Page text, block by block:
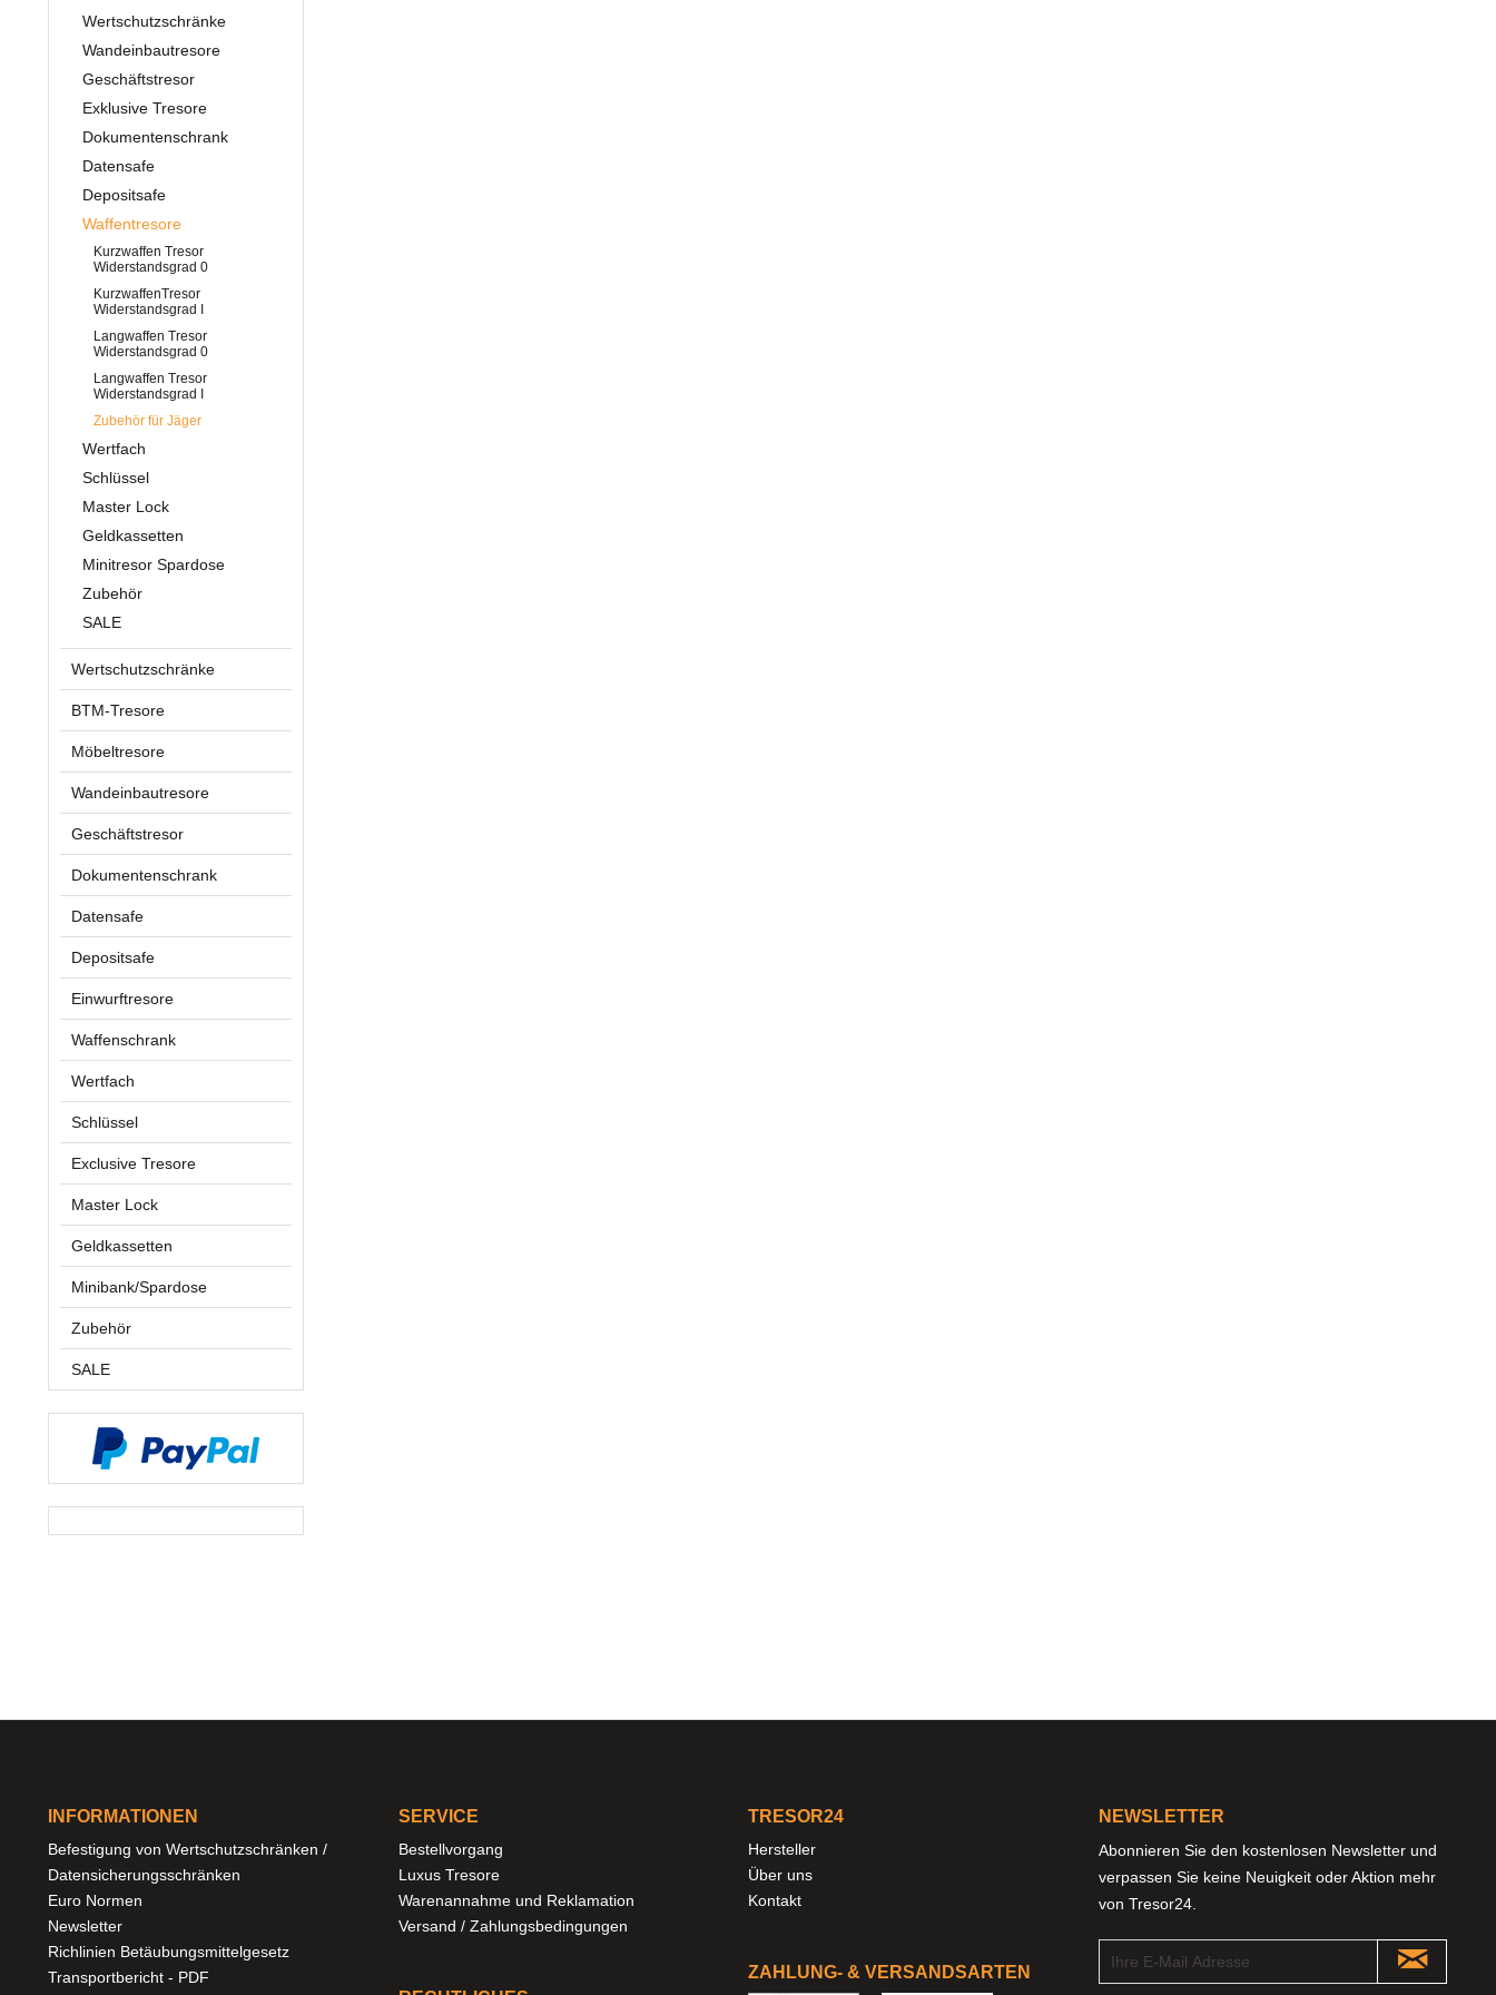
Wertschutzschränke
Wandeinbautresore
Geschäftstresor
Exklusive Tresore
Dokumentenschrank
Datensafe
Depositsafe
Waffentresore
Kurzwaffen Tresor
Widerstandsgrad 0
KurzwaffenTresor
Widerstandsgrad I
Langwaffen Tresor
Widerstandsgrad 0
Langwaffen Tresor
Widerstandsgrad I
Zubehör für Jäger
Wertfach
Schlüssel
Master Lock
Geldkassetten
Minitresor Spardose
Zubehör
SALE
Wertschutzschränke
BTM-Tresore
Möbeltresore
Wandeinbautresore
Geschäftstresor
Dokumentenschrank
Datensafe
Depositsafe
Einwurftresore
Waffenschrank
Wertfach
Schlüssel
Exclusive Tresore
Master Lock
Geldkassetten
Minibank/Spardose
Zubehör
SALE
INFORMATIONEN
Befestigung von Wertschutzschränken /
Datensicherungsschränken
Euro Normen
Newsletter
Richlinien Betäubungsmittelgesetz
Transportbericht - PDF
SERVICE
Bestellvorgang
Luxus Tresore
Warenannahme und Reklamation
Versand / Zahlungsbedingungen
TRESOR24
Hersteller
Über uns
Kontakt
ZAHLUNG- & VERSANDSARTEN
NEWSLETTER
Abonnieren Sie den kostenlosen Newsletter und
verpassen Sie keine Neuigkeit oder Aktion mehr
von Tresor24.